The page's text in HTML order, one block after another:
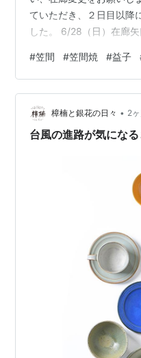
ていただき、２日目以降
した。 6/28（日）在廊
@moon_natsuki317/5（
に関しても安全を第一に
止まることがあるかもし
方は、駐車場はあります
す。 作品も多く、展示期
#笠間 #笠間焼 #益子
樟楠と銀花の日々 • 2
台風の進路が気にな